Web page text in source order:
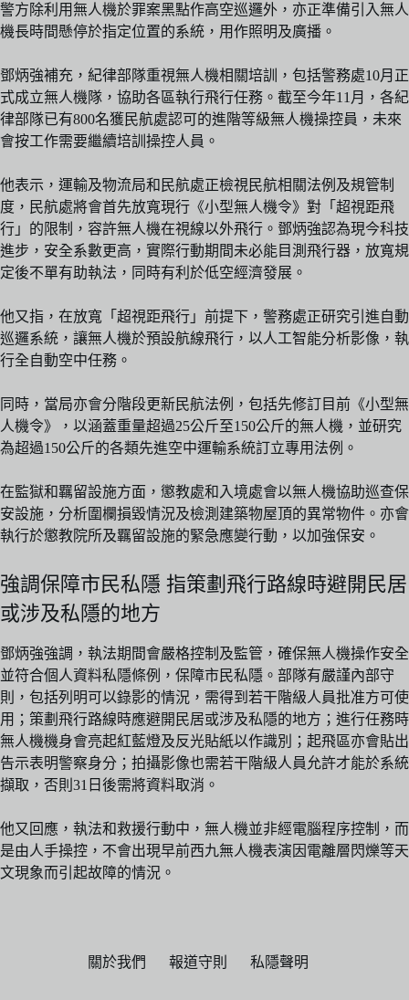
警方除利用無人機於罪案黑點作高空巡邏外，亦正準備引入無人
機長時間懸停於指定位置的系統，用作照明及廣播。
鄧炳強補充，紀律部隊重視無人機相關培訓，包括警務處10月正
式成立無人機隊，協助各區執行飛行任務。截至今年11月，各紀
律部隊已有800名獲民航處認可的進階等級無人機操控員，未來
會按工作需要繼續培訓操控人員。
他表示，運輸及物流局和民航處正檢視民航相關法例及規管制
度，民航處將會首先放寬現行《小型無人機令》對「超視距飛
行」的限制，容許無人機在視線以外飛行。鄧炳強認為現今科技
進步，安全系數更高，實際行動期間未必能目測飛行器，放寬規
定後不單有助執法，同時有利於低空經濟發展。
他又指，在放寬「超視距飛行」前提下，警務處正研究引進自動
巡邏系統，讓無人機於預設航線飛行，以人工智能分析影像，執
行全自動空中任務。
同時，當局亦會分階段更新民航法例，包括先修訂目前《小型無
人機令》，以涵蓋重量超過25公斤至150公斤的無人機，並研究
為超過150公斤的各類先進空中運輸系統訂立專用法例。
在監獄和羈留設施方面，懲教處和入境處會以無人機協助巡查保
安設施，分析圍欄損毀情況及檢測建築物屋頂的異常物件。亦會
執行於懲教院所及羈留設施的緊急應變行動，以加強保安。
強調保障市民私隱 指策劃飛行路線時避開民居
或涉及私隱的地方
鄧炳強強調，執法期間會嚴格控制及監管，確保無人機操作安全
並符合個人資料私隱條例，保障市民私隱。部隊有嚴謹內部守
則，包括列明可以錄影的情況，需得到若干階級人員批准方可使
用；策劃飛行路線時應避開民居或涉及私隱的地方；進行任務時
無人機機身會亮起紅藍燈及反光貼紙以作識別；起飛區亦會貼出
告示表明警察身分；拍攝影像也需若干階級人員允許才能於系統
擷取，否則31日後需將資料取消。
他又回應，執法和救援行動中，無人機並非經電腦程序控制，而
是由人手操控，不會出現早前西九無人機表演因電離層閃爍等天
文現象而引起故障的情況。
關於我們 報道守則 私隱聲明